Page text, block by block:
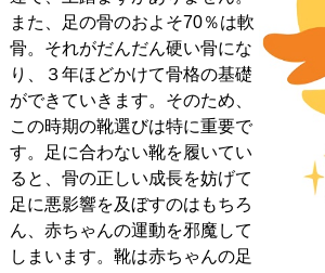
また、足の骨のおよそ70％は軟
骨。それがだんだん硬い骨にな
り、３年ほどかけて骨格の基礎
ができていきます。そのため、
この時期の靴選びは特に重要で
す。足に合わない靴を履いてい
ると、骨の正しい成長を妨げて
足に悪影響を及ぼすのはもちろ
ん、赤ちゃんの運動を邪魔して
しまいます。靴は赤ちゃんの足